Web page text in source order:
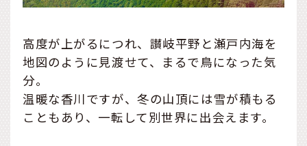
高度が上がるにつれ、讃岐平野と瀬戸内海を
地図のように見渡せて、まるで鳥になった気
分。
温暖な香川ですが、冬の山頂には雪が積もる
こともあり、一転して別世界に出会えます。